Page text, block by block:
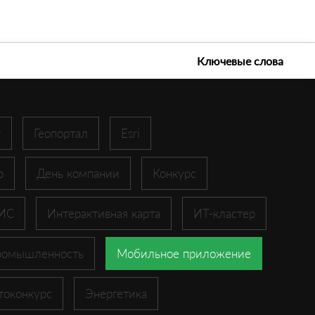
Ключевые слова
Геопортал Esri
День компании Конкурс
Интерактивная карта ИТ-кластер
Мобильное приложение
Энергетика